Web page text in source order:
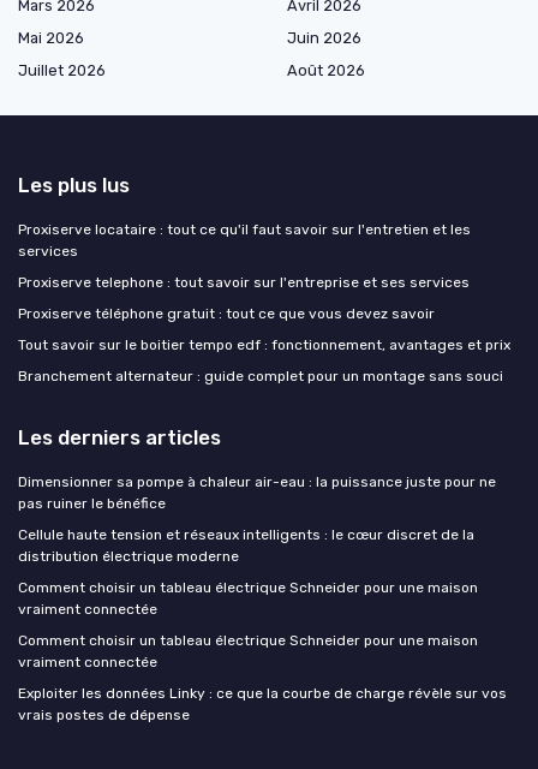
Mars 2026
Avril 2026
Mai 2026
Juin 2026
Juillet 2026
Août 2026
Les plus lus
Proxiserve locataire : tout ce qu'il faut savoir sur l'entretien et les
services
Proxiserve telephone : tout savoir sur l'entreprise et ses services
Proxiserve téléphone gratuit : tout ce que vous devez savoir
Tout savoir sur le boitier tempo edf : fonctionnement, avantages et prix
Branchement alternateur : guide complet pour un montage sans souci
Les derniers articles
Dimensionner sa pompe à chaleur air-eau : la puissance juste pour ne
pas ruiner le bénéfice
Cellule haute tension et réseaux intelligents : le cœur discret de la
distribution électrique moderne
Comment choisir un tableau électrique Schneider pour une maison
vraiment connectée
Comment choisir un tableau électrique Schneider pour une maison
vraiment connectée
Exploiter les données Linky : ce que la courbe de charge révèle sur vos
vrais postes de dépense